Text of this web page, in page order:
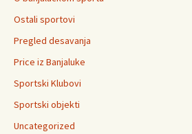
Ostali sportovi
Pregled desavanja
Price iz Banjaluke
Sportski Klubovi
Sportski objekti
Uncategorized